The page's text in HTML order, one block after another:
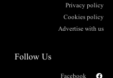
Privacy policy
Cookies policy
Advertise with us
Follow Us
Facebook